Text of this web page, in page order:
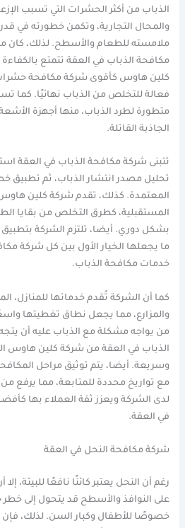
الذباب من أكثر الحشرات التي تسبب
والمحال التجارية، وتكمن خطورته في
ملامسته للطعام والأسطح. لذلك، كان
مكافحة الذباب في العقة تتمتع بالكفاءة
كلين هاوس كأقوى شركة مكافحة حشرات
فعالة للتخلص من الذباب نهائيًا. كما
متطورة لطرد الذباب، منها أجهزة
الجاذبة القاتلة.
تتبنى شركة مكافحة الذباب في العقة
تحليل مصدر انتشار الذباب، ثم تطبيق
المعتمدة. كذلك، تقدم شركة كلين هاوس
المستقبلية، كطرق التخلص من بقايا
بشكل دوري. أيضا، تلتزم الشركة بتطبيق
ما يجعلها الخيار الأول بين كل شركة
خدمات مكافحة الذباب.
كما أن الشركة تُقدم خدماتها للمنازل،
والمزارع، مما يجعل نطاق تغطيتها
من يواجه مشكلة مع الذباب عليه أن
الذباب في العقة من شركة كلين هاوس
وسريعة. أيضا، يتم توثيق مراحل
مع تواريخ محددة للمتابعة، مما يرفع
لدى الشركة ويعزز ثقة العملاء بها
في العقة.
شركة مكافحة النحل في العقة
رغم أن النحل يعتبر كائنًا نافعًا للبيئة،
على النوافذ والأسطح قد يتحول إلى
خصوصًا للأطفال وكبار السن. لذلك، فإن